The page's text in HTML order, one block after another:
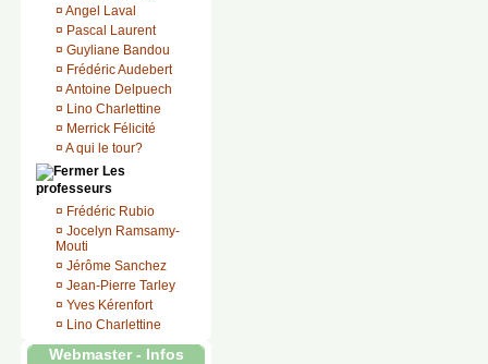
¤ Angel Laval
¤ Pascal Laurent
¤ Guyliane Bandou
¤ Frédéric Audebert
¤ Antoine Delpuech
¤ Lino Charlettine
¤ Merrick Félicité
¤ A qui le tour?
Les
professeurs
¤ Frédéric Rubio
¤ Jocelyn Ramsamy-
Mouti
¤ Jérôme Sanchez
¤ Jean-Pierre Tarley
¤ Yves Kérenfort
¤ Lino Charlettine
Webmaster - Infos